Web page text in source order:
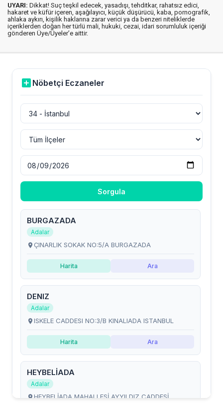
UYARI: Dikkat! Suç teşkil edecek, yasadışı, tehditkar, rahatsız edici,
hakaret ve küfür içeren, aşağılayıcı, küçük düşürücü, kaba, pornografik,
ahlaka aykırı, kişilik haklarına zarar verici ya da benzeri niteliklerde
içeriklerden doğan her türlü mali, hukuki, cezai, idari sorumluluk içeriği
gönderen Üye/Üyeler’e aittir.